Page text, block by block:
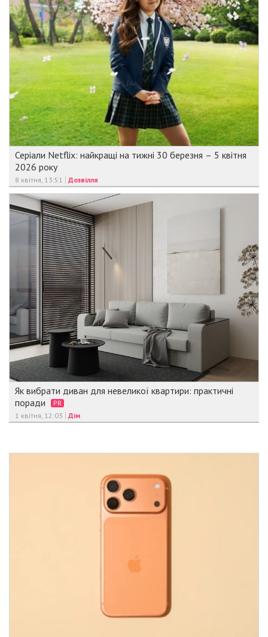
Серіали Netflix: найкращі на тижні 30 березня – 5 квітня
2026 року
8 квітня, 13:51 Дозвілля
Як вибрати диван для невеликої квартири: практичні
поради
PR
1 квітня, 12:03
Дім